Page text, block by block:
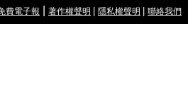
費電子報 著作權聲明 隱私權聲明 聯絡我們